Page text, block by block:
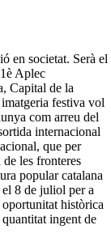
en societat. Serà el
Aplec
Capital de la
festiva vol
com arreu del
internacional
que per
les fronteres
popular catalana
el 8 de juliol per a
històrica
ingent de